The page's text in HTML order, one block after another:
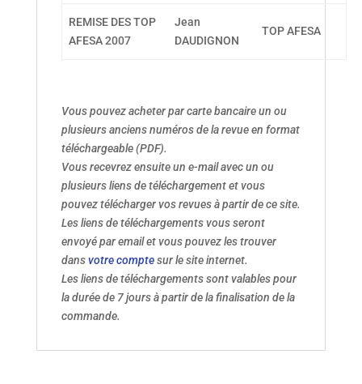
REMISE DES TOP
AFESA 2007
Jean
DAUDIGNON
TOP AFESA
Vous pouvez acheter par carte bancaire un ou
plusieurs anciens numéros de la revue en format
téléchargeable (PDF).
Vous recevrez ensuite un e-mail avec un ou
plusieurs liens de téléchargement et vous
pouvez télécharger vos revues à partir de ce site.
Les liens de téléchargements vous seront
envoyé par email et vous pouvez les trouver
dansvotre comptesur le site internet.
Les liens de téléchargements sont valables pour
la durée de 7 jours à partir de la finalisation de la
commande.